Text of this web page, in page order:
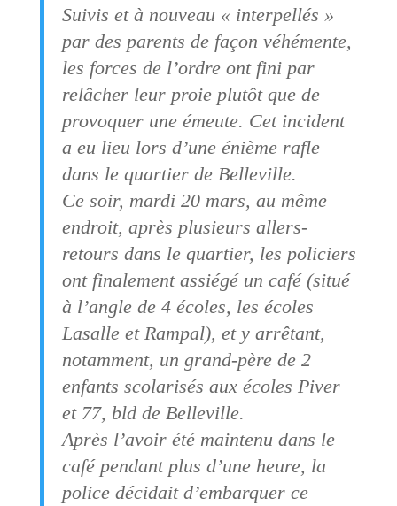
Suivis et à nouveau « interpellés »
par des parents de façon véhémente,
les forces de l’ordre ont fini par
relâcher leur proie plutôt que de
provoquer une émeute. Cet incident
a eu lieu lors d’une énième rafle
dans le quartier de Belleville.
Ce soir, mardi 20 mars, au même
endroit, après plusieurs allers-
retours dans le quartier, les policiers
ont finalement assiégé un café (situé
à l’angle de 4 écoles, les écoles
Lasalle et Rampal), et y arrêtant,
notamment, un grand-père de 2
enfants scolarisés aux écoles Piver
et 77, bld de Belleville.
Après l’avoir été maintenu dans le
café pendant plus d’une heure, la
police décidait d’embarquer ce